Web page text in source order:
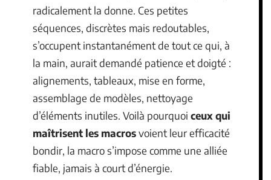
radicalement la donne. Ces petites
séquences, discrètes mais redoutables,
s’occupent instantanément de tout ce qui, à
la main, aurait demandé patience et doigté :
alignements, tableaux, mise en forme,
assemblage de modèles, nettoyage
d’éléments inutiles. Voilà pourquoi ceux qui
maîtrisent les macrosvoient leur efficacité
bondir, la macro s’impose comme une alliée
fiable, jamais à court d’énergie.